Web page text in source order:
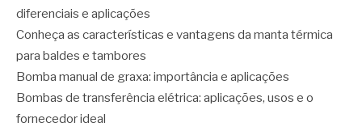
diferenciais e aplicações
Conheça as características e vantagens da manta térmica
para baldes e tambores
Bomba manual de graxa: importância e aplicações
Bombas de transferência elétrica: aplicações, usos e o
fornecedor ideal